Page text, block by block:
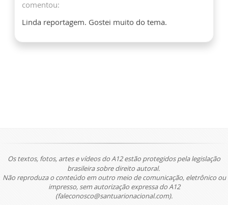
comentou:
Linda reportagem. Gostei muito do tema.
Os textos, fotos, artes e vídeos do A12 estão protegidos pela legislação
brasileira sobre direito autoral.
Não reproduza o conteúdo em outro meio de comunicação, eletrônico ou
impresso, sem autorização expressa do A12
(faleconosco@santuarionacional.com).